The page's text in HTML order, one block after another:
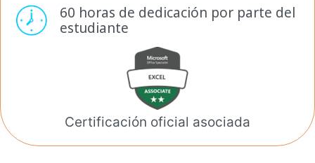
60 horas de dedicación por parte del
estudiante
Certificación oficial asociada